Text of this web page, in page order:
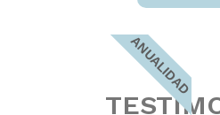
ANUALIDAD